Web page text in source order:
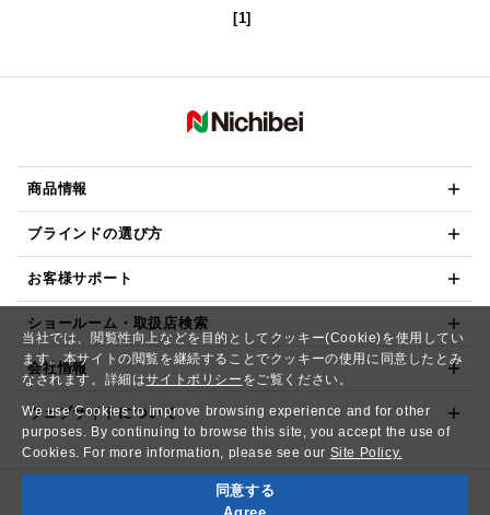
当社では、閲覧性向上などを目的としてクッキー(Cookie)を使用してい
ます。本サイトの閲覧を継続することでクッキーの使用に同意したとみ
なされます。詳細はサイトポリシー をご覧ください。
We use Cookies to improve browsing experience and for other
purposes. By continuing to browse this site, you accept the use of
Cookies. For more information, please see our Site Policy.
同意する
[1]
商品情報
ブラインドの選び方
お客様サポート
ショールーム・取扱店検索
会社情報
ウェブサイトについて
Copyright© NICHIBEI CO.,LTD. All Rights Reserved.